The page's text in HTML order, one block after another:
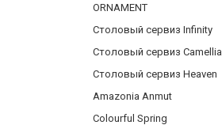
Сервировка
Столовые
приборы
ORNAMENT
Столовый сервиз Infinity
Столовый сервиз Camellia
Столовый сервиз Heaven
Amazonia Anmut
Colourful Spring